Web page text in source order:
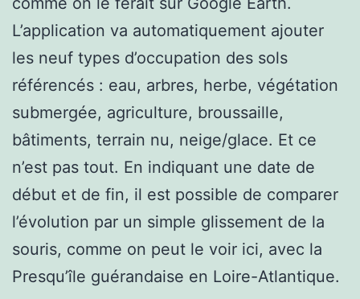
L’application va automatiquement ajouter
les neuf types d’occupation des sols
référencés : eau, arbres, herbe, végétation
submergée, agriculture, broussaille,
bâtiments, terrain nu, neige/glace. Et ce
n’est pas tout. En indiquant une date de
début et de fin, il est possible de comparer
l’évolution par un simple glissement de la
souris, comme on peut le voir ici, avec la
Presqu’île guérandaise en Loire-Atlantique.